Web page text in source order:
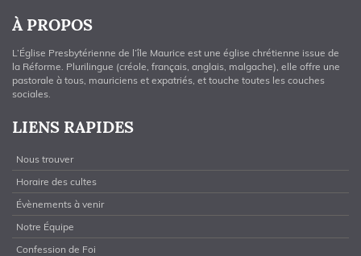
À PROPOS
L’Église Presbytérienne de l’île Maurice est une église chrétienne issue de
la Réforme. Plurilingue (créole, français, anglais, malgache), elle offre une
pastorale à tous, mauriciens et expatriés, et touche toutes les couches
sociales.
LIENS RAPIDES
Nous trouver
Horaire des cultes
Évènements à venir
Notre Équipe
Confession de Foi